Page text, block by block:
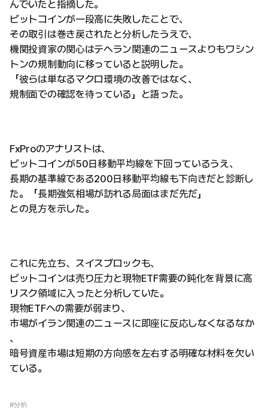
んでいたと指摘した。
ビットコインが一段高に失敗したことで、
その取引は巻き戻されたと分析したうえで、
機関投資家の関心はテヘラン関連のニュースよりもワシン
トンの規制動向に移っていると説明した。
「彼らは単なるマクロ環境の改善ではなく、
規制面での確認を待っている」と語った。
FxProのアナリストは、
ビットコインが50日移動平均線を下回っているうえ、
長期の基準線である200日移動平均線も下向きだと診断し
た。「長期強気相場が訪れる局面はまだ先だ」
との見方を示した。
これに先立ち、スイスブロックも、
ビットコインは売り圧力と現物ETF需要の鈍化を背景に高
リスク領域に入ったと分析していた。
現物ETFへの需要が弱まり、
市場がイラン関連のニュースに即座に反応しなくなるなか
、
暗号資産市場は短期の方向感を左右する明確な材料を欠い
ている。
#分析